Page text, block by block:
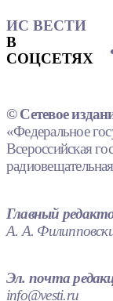
ИС ВЕСТИ
В
СОЦСЕТЯХ
© Сетевое
«Федеральное
Всероссийская
Главный
А. А.
Эл. почта
info@vesti.ru